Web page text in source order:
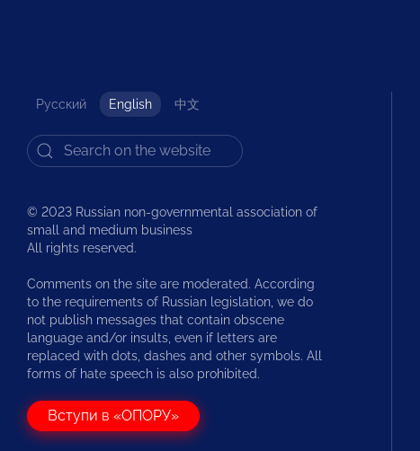
Русский English 中文
© 2023 Russian non-governmental association of
small and medium business
All rights reserved.
Comments on the site are moderated. According
to the requirements of Russian legislation, we do
not publish messages that contain obscene
language and/or insults, even if letters are
replaced with dots, dashes and other symbols. All
forms of hate speech is also prohibited.
Вступи в «ОПОРУ»